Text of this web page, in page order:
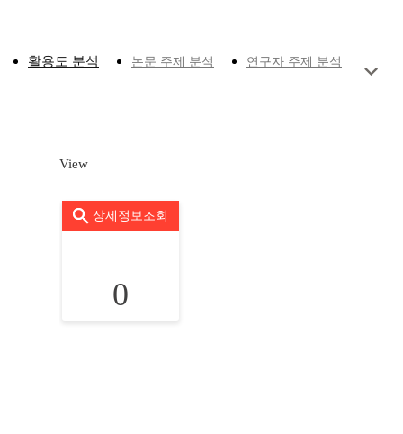
활용도 분석 논문 주제 분석 연구자 주제 분석
View
상세정보조회
0